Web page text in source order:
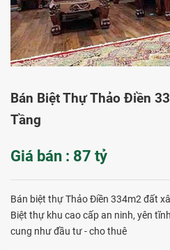
Bán Biệt Thự Thảo Điền
Tầng
Giá bán : 87 tỷ
Bán biệt thự Thảo Điền 334m2 đất
Biệt thự khu cao cấp an ninh, yên
cung như đầu tư - cho thuê